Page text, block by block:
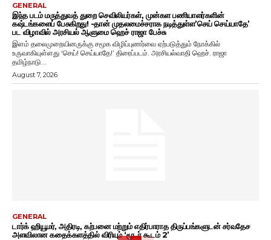
GENERAL
இந்த படம் மருத்துவத் துறை செவிலியர்கள், முன்கள பணியாளர்களின்
கஷ்டங்களைப் பேசுகிறது! -தான் முதலமைச்சராக நடித்துள்ள’செய் செய்யாதே’
பட விழாவில் அரசியல் ஆளுமை ஹெச் ராஜா பேச்சு
இளம் தலைமுறையினருக்கு சமூக விழிப்புணர்வை ஏற்படுத்தும் நோக்கில்
உருவாகியுள்ளது ‘செய்! செய்யாதே!’ திரைப்படம். அரசியல்வாதி ஹெச். ராஜா
தமிழ்நாடு...
August 7, 2026
GENERAL
டார்க் ஹியூமர், அதிரடி, கற்பனை மற்றும் எதிர்பாராத திருப்பங்களுடன் சர்வதேச
அளவிலான கதைக்களத்தில் விரியும் ‘மூடர் கூடம் 2’